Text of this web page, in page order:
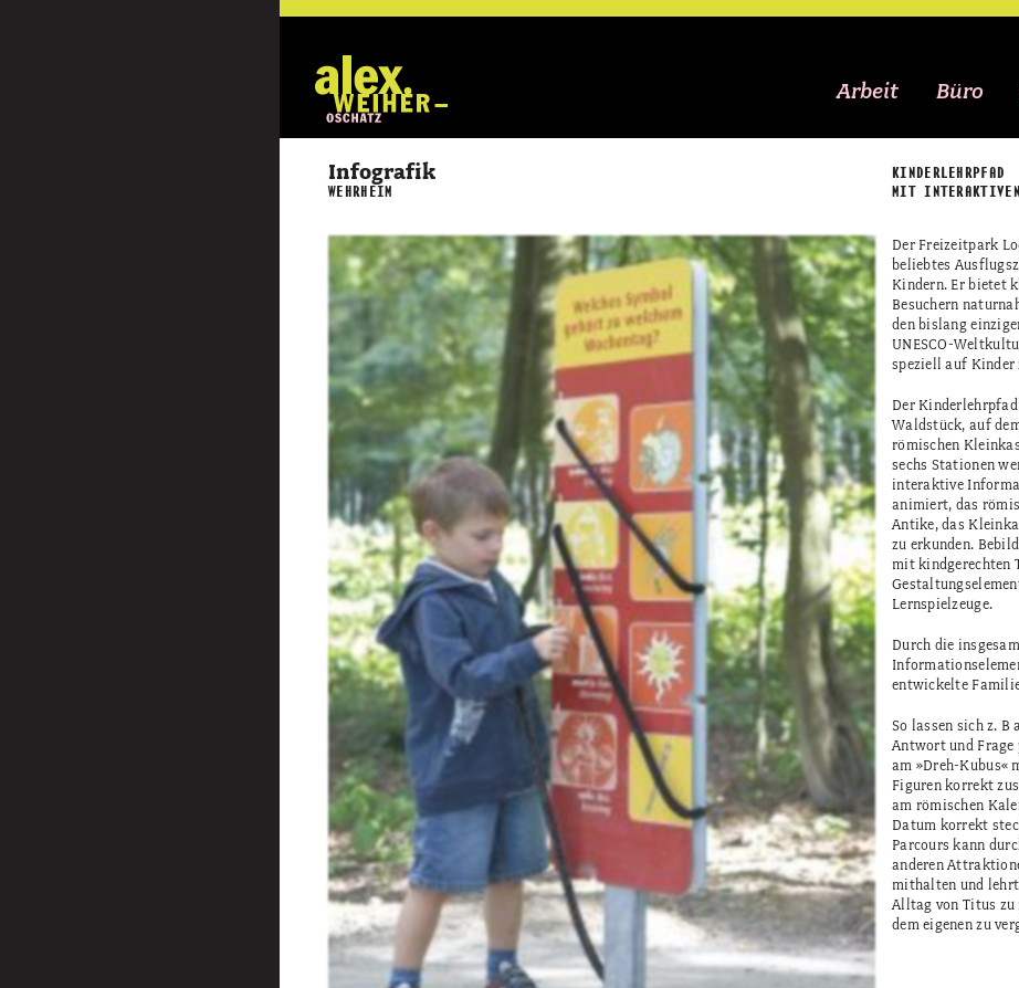
Arbeit Büro
Infografik
WEHRHEIM
KINDERLEHRPFAD
MIT
Der Freizeitpark
beliebtes
Kindern. Er bietet
Besuchern
den bislang
UNESCO-
speziell auf
Der
Waldstück, auf
römischen
sechs Stationen
interaktive
animiert, das
Antike, das
zu erkunden.
mit kindgerechten
Lernspielzeuge.
Durch die
entwickelte
So lassen sich z. B
Antwort und Frage
am »Dreh-Kubus«
Figuren korrekt
am römischen
Datum korrekt
Parcours kann
anderen
mithalten und lehrt
Alltag von Titus
dem eigenen zu